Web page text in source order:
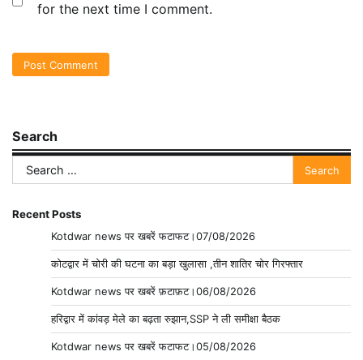
for the next time I comment.
Search
Search
for:
Recent Posts
Kotdwar news पर खबरें फटाफट।07/08/2026
कोटद्वार में चोरी की घटना का बड़ा खुलासा ,तीन शातिर चोर गिरफ्तार
Kotdwar news पर खबरें फ़टाफ़ट।06/08/2026
हरिद्वार में कांवड़ मेले का बढ़ता रुझान,SSP ने ली समीक्षा बैठक
Kotdwar news पर खबरें फटाफट।05/08/2026